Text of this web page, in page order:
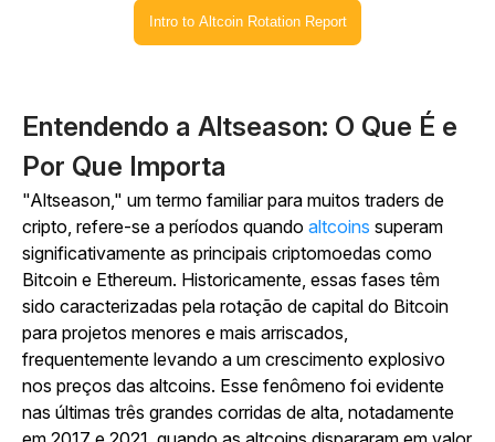
Intro to Altcoin Rotation Report
Entendendo a Altseason: O Que É e
Por Que Importa
"Altseason," um termo familiar para muitos traders de
cripto, refere-se a períodos quando altcoins superam
significativamente as principais criptomoedas como
Bitcoin e Ethereum. Historicamente, essas fases têm
sido caracterizadas pela rotação de capital do Bitcoin
para projetos menores e mais arriscados,
frequentemente levando a um crescimento explosivo
nos preços das altcoins. Esse fenômeno foi evidente
nas últimas três grandes corridas de alta, notadamente